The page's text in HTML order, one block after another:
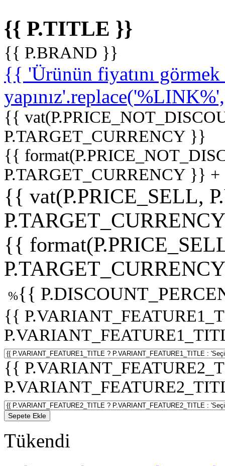
{{ P.TITLE }}
{{ P.BRAND }}
{{ 'Ürünün fiyatını
{{
P.TARGET_CURRENCY }}
{{
P.TARGET_CURRENCY }}
{{ vat(P.PRICE_SELL,
{{
%{{
{{
{{
Sepete Ekle
Tükendi